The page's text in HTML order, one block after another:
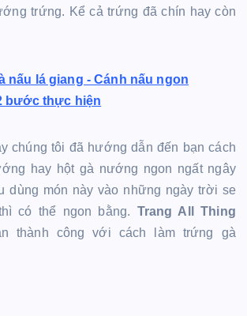
trứng. Kể cả trứng đã chín hay còn
nấu lá giang - Cánh nấu ngon
bước thực hiện
chúng tôi đã hướng dẫn đến bạn cách
hay hột gà nướng ngon ngất ngây
dùng món này vào những ngày trời se
có thể ngon bằng. Trang All Thing
thành công với cách làm trứng gà